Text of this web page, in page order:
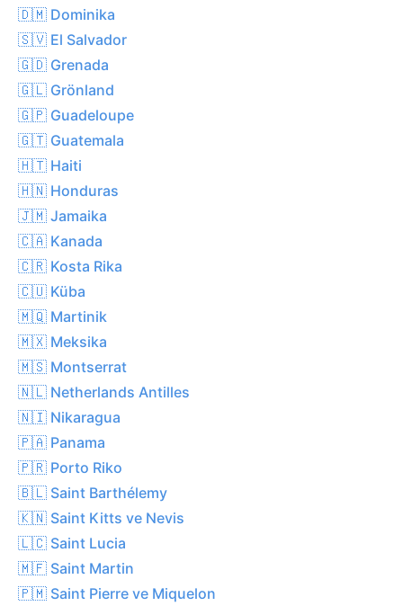
🇩🇲 Dominika
🇸🇻 El Salvador
🇬🇩 Grenada
🇬🇱 Grönland
🇬🇵 Guadeloupe
🇬🇹 Guatemala
🇭🇹 Haiti
🇭🇳 Honduras
🇯🇲 Jamaika
🇨🇦 Kanada
🇨🇷 Kosta Rika
🇨🇺 Küba
🇲🇶 Martinik
🇲🇽 Meksika
🇲🇸 Montserrat
🇳🇱 Netherlands Antilles
🇳🇮 Nikaragua
🇵🇦 Panama
🇵🇷 Porto Riko
🇧🇱 Saint Barthélemy
🇰🇳 Saint Kitts ve Nevis
🇱🇨 Saint Lucia
🇲🇫 Saint Martin
🇵🇲 Saint Pierre ve Miquelon